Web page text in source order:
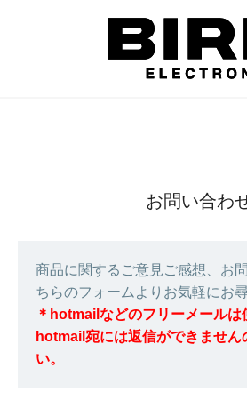
お問い合わ
商品に関するご意見ご感想、お
ちらのフォームよりお気軽にお
＊hotmailなどのフリーメールは
hotmail宛には返信ができません
い。